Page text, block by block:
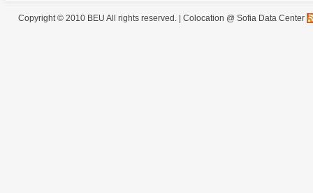
Copyright © 2010 BEU All rights reserved. | Colocation @ Sofia Data Center